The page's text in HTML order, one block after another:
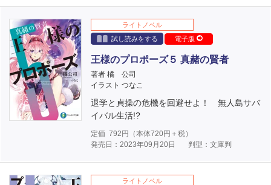
ライトノベル
試し読みをする
電子版
王様のプロポーズ５ 真赭の賢者
著者 橘 公司
イラスト つなこ
退学と貞操の危機を回避せよ！ 無人島サバ
イバル生活!?
定価 792 円（本体720円＋税）
発売日：2023年09月20日
判型：文庫判
ライトノベル